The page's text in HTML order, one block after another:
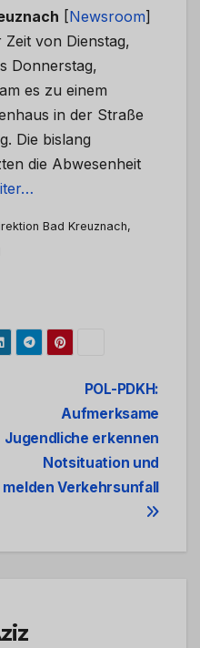
[Newsroom]
von Dienstag,
Donnerstag,
es zu einem
in der Straße
Die bislang
die Abwesenheit
Bad Kreuznach,
POL-PDKH:
Aufmerksame
Jugendliche erkennen
Notsituation und
melden Verkehrsunfall